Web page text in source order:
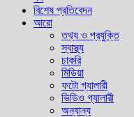
বিশেষ প্রতিবেদন
আরো
তথ্য ও প্রযুক্তি
স্বাস্থ্য
চাকরি
মিডিয়া
ফটো গ্যালারী
ভিডিও গ্যালারী
অন্যান্য